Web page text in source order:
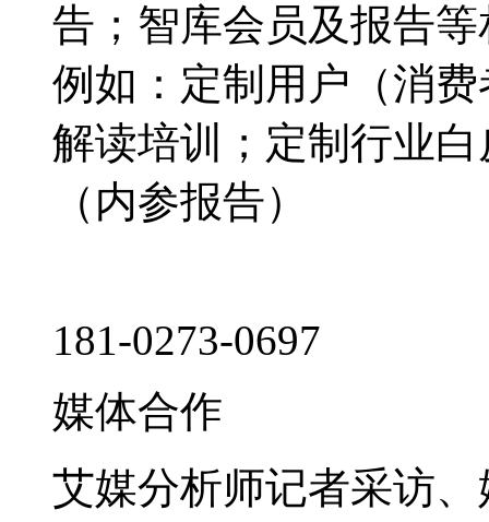
告；智库会员及报告
例如：定制用户（消
解读培训；定制行业
（内参报告）
181-0273-0697
媒体合作
艾媒分析师记者采访